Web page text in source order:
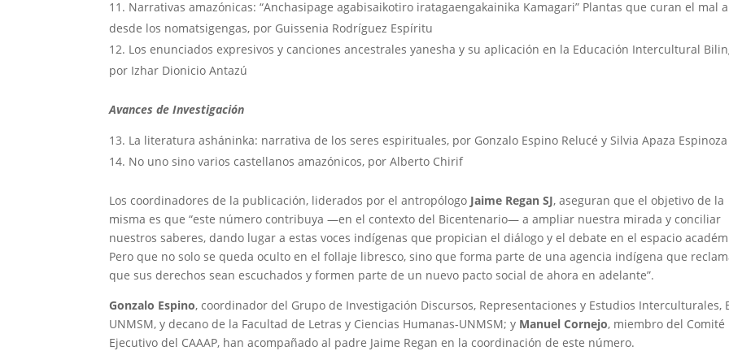
Narrativas amazónicas: “Anchasipage agabisaikotiro iratagaengakainika Kamagari” Plantas que curan el mal
desde los nomatsigengas, por Guissenia Rodríguez Espíritu
Los enunciados expresivos y canciones ancestrales yanesha y su aplicación en la Educación Intercultural
por Izhar Dionicio Antazú
Avances de Investigación
La literatura asháninka: narrativa de los seres espirituales, por Gonzalo Espino Relucé y Silvia Apaza Espinoza
No uno sino varios castellanos amazónicos, por Alberto Chirif
Los coordinadores de la publicación, liderados por el antropólogo Jaime Regan SJ, aseguran que el objetivo de la
misma es que “este número contribuya —en el contexto del Bicentenario— a ampliar nuestra mirada y conciliar
nuestros saberes, dando lugar a estas voces indígenas que propician el diálogo y el debate en el espacio
Pero que no solo se queda oculto en el follaje libresco, sino que forma parte de una agencia indígena que
que sus derechos sean escuchados y formen parte de un nuevo pacto social de ahora en adelante”.
Gonzalo Espino, coordinador del Grupo de Investigación Discursos, Representaciones y Estudios Interculturales,
UNMSM, y decano de la Facultad de Letras y Ciencias Humanas-UNMSM; y Manuel Cornejo, miembro del Comité
Ejecutivo del CAAAP, han acompañado al padre Jaime Regan en la coordinación de este número.